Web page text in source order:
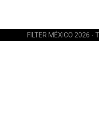
FILTER MÉXICO 2026